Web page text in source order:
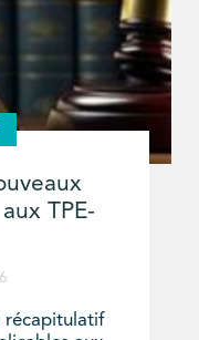
TPE-
récapitulatif